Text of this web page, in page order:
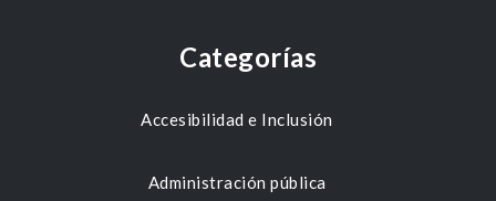
Categorías
Accesibilidad e Inclusión
Administración pública